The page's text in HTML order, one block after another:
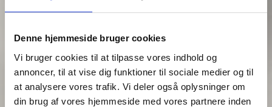
Denne hjemmeside bruger cookies
Vi bruger cookies til at tilpasse vores indhold og
annoncer, til at vise dig funktioner til sociale medier og til
at analysere vores trafik. Vi deler også oplysninger om
din brug af vores hjemmeside med vores partnere inden